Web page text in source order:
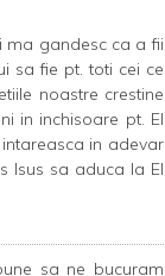
ma gandesc ca a fii
sa fie pt. toti cei ce
noastre crestine
in inchisoare pt. El
in adevar
Isus sa aduca la El
sa ne bucuram